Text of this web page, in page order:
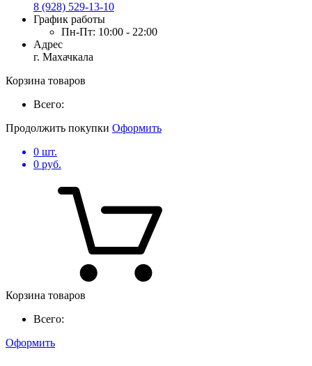
8 (928) 529-13-10
График работы
Пн-Пт: 10:00 - 22:00
Адрес
г. Махачкала
Корзина товаров
Всего:
Продолжить покупки Оформить
0 шт.
0 руб.
Корзина товаров
Всего:
Оформить